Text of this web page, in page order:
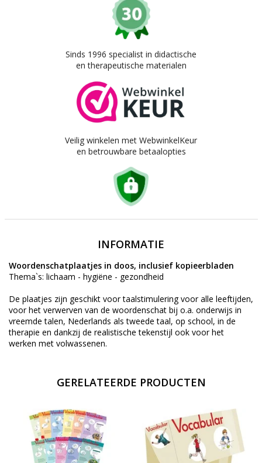
Sinds 1996 specialist in didactische
en therapeutische materialen
Veilig winkelen met WebwinkelKeur
en betrouwbare betaalopties
INFORMATIE
Woordenschatplaatjes in doos, inclusief kopieerbladen
Thema`s: lichaam - hygiëne - gezondheid
De plaatjes zijn geschikt voor taalstimulering voor alle leeftijden,
voor het verwerven van de woordenschat bij o.a. onderwijs in
vreemde talen, Nederlands als tweede taal, op school, in de
therapie en dankzij de realistische tekenstijl ook voor het
werken met volwassenen.
GERELATEERDE PRODUCTEN